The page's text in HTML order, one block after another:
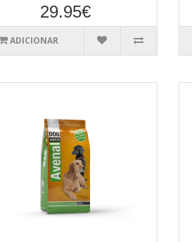
29.95€
ADICIONAR